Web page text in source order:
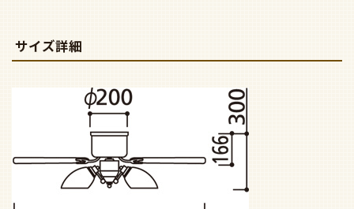
サイズ詳細